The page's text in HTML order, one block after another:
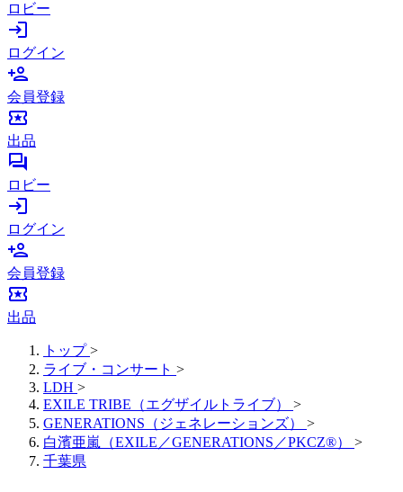
ロビー
login
ログイン
person_add
会員登録
local_activity
出品
forum
ロビー
login
ログイン
person_add
会員登録
local_activity
出品
トップ >
ライブ・コンサート >
LDH >
EXILE TRIBE（エグザイルトライブ）
>
GENERATIONS（ジェネレーションズ）
>
白濱亜嵐（EXILE／GENERATIONS／PKCZ®）
>
千葉県